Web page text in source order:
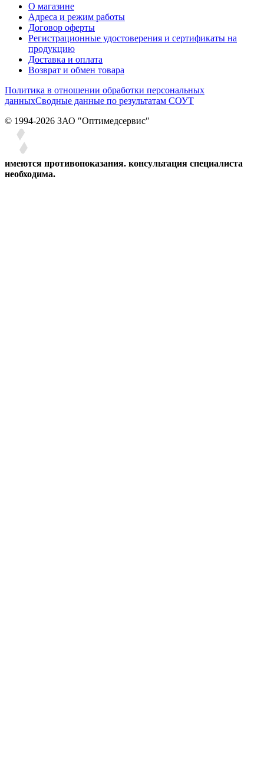
О магазине
Адреса и режим работы
Договор оферты
Регистрационные удостоверения и сертификаты на
продукцию
Доставка и оплата
Возврат и обмен товара
Политика в отношении обработки персональных
данныхСводные данные по результатам СОУТ
© 1994-2026 ЗАО ″Оптимедсервис″
имеются противопоказания. консультация специалиста
необходима.